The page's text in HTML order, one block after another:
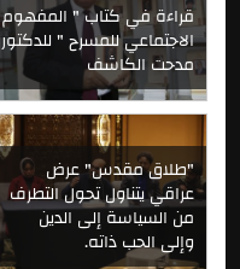
قراءة في كتاب " المفهوم
الاجتماعي للمسرح " للدكتور
مدحت الكاشف
"طلاق مقدس" عرض
عراقي يتناول تحول التطرف
من السياسة إلى الدين
وإلى الحب ذاته.